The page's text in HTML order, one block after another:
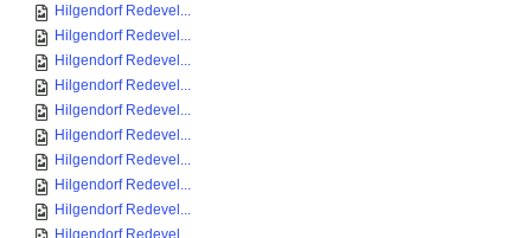
Hilgendorf Redevel...
Hilgendorf Redevel...
Hilgendorf Redevel...
Hilgendorf Redevel...
Hilgendorf Redevel...
Hilgendorf Redevel...
Hilgendorf Redevel...
Hilgendorf Redevel...
Hilgendorf Redevel...
Hilgendorf Redevel...